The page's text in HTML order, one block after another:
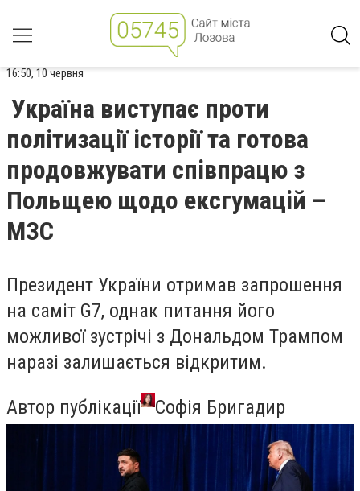
16:50, 10 червня
Україна виступає проти
політизації історії та готова
продовжувати співпрацю з
Польщею щодо ексгумацій –
МЗС
Президент України отримав запрошення
на саміт G7, однак питання його
можливої зустрічі з Дональдом Трампом
наразі залишається відкритим.
Автор публікації
Софія Бригадир